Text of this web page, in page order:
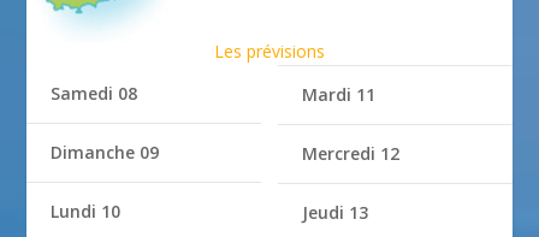
Les prévisions
Samedi 08
Dimanche 09
Lundi 10
Mardi 11
Mercredi 12
Jeudi 13